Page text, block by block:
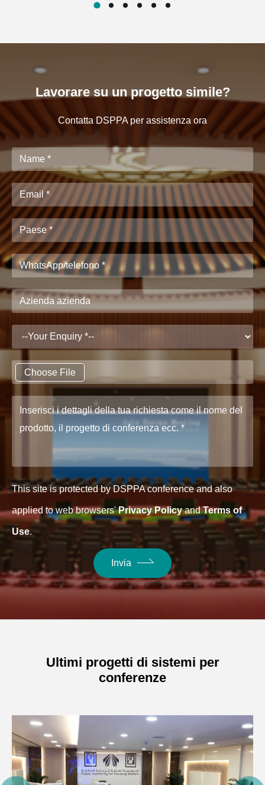
Lavorare su un progetto simile?
Contatta DSPPA per assistenza ora
Choose File
This site is protected by DSPPA conference and also
applied to web browsers'Privacy PolicyandTerms of
Use.
Invia
Ultimi progetti di sistemi per
conferenze